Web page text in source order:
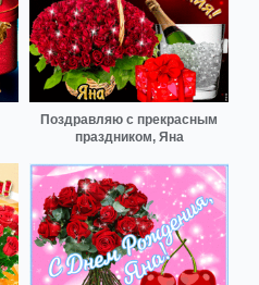
Поздравляю с прекрасным
праздником, Яна